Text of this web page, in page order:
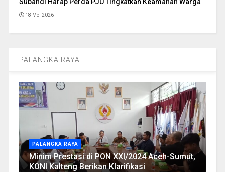
18 Mei 2026
PALANGKA RAYA
PALANGKA RAYA
Minim Prestasi di PON XXI/2024 Aceh-Sumut,
KONI Kalteng Berikan Klarifikasi